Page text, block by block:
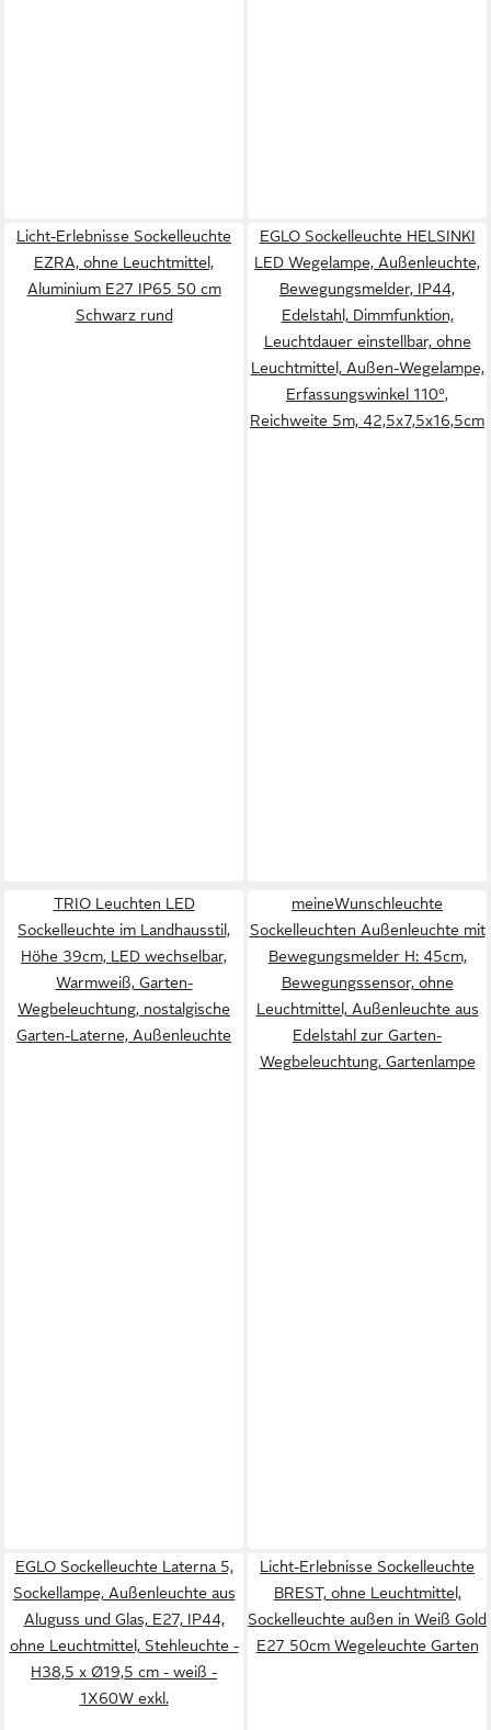
Licht-Erlebnisse Sockelleuchte
EZRA, ohne Leuchtmittel,
Aluminium E27 IP65 50 cm
Schwarz rund
EGLO Sockelleuchte HELSINKI
LED Wegelampe, Außenleuchte,
Bewegungsmelder, IP44,
Edelstahl, Dimmfunktion,
Leuchtdauer einstellbar, ohne
Leuchtmittel, Außen-Wegelampe,
Erfassungswinkel 110°,
Reichweite 5m, 42,5x7,5x16,5cm
TRIO Leuchten LED
Sockelleuchte im Landhausstil,
Höhe 39cm, LED wechselbar,
Warmweiß, Garten-
Wegbeleuchtung, nostalgische
Garten-Laterne, Außenleuchte
meineWunschleuchte
Sockelleuchten Außenleuchte mit
Bewegungsmelder H: 45cm,
Bewegungssensor, ohne
Leuchtmittel, Außenleuchte aus
Edelstahl zur Garten-
Wegbeleuchtung, Gartenlampe
EGLO Sockelleuchte Laterna 5,
Sockellampe, Außenleuchte aus
Aluguss und Glas, E27, IP44,
ohne Leuchtmittel, Stehleuchte -
H38,5 x Ø19,5 cm - weiß -
1X60W exkl.
Licht-Erlebnisse Sockelleuchte
BREST, ohne Leuchtmittel,
Sockelleuchte außen in Weiß Gold
E27 50cm Wegeleuchte Garten